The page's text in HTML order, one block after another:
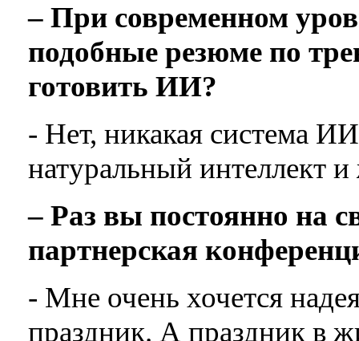
– При современном
подобные резюме по
готовить ИИ?
- Нет, никакая система
натуральный интеллект
– Раз вы постоянно на
партнерская
- Мне очень хочется
праздник. А праздник в